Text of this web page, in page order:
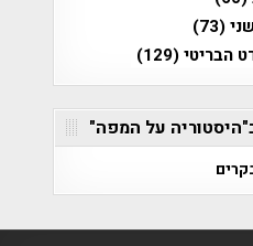
(73)
הבריטי(129)
על המפה"